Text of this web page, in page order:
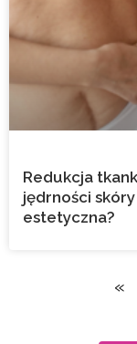
Redukcja
jędrności
estetyczna?
«